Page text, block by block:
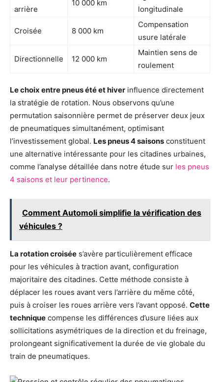
arrière
10 000 km
longitudinale
Croisée 8 000 km
Compensation
usure latérale
Directionnelle 12 000 km
Maintien sens de
roulement
Le choix entre pneus été et hiver influence directement
la stratégie de rotation. Nous observons qu’une
permutation saisonnière permet de préserver deux jeux
de pneumatiques simultanément, optimisant
l’investissement global. Les pneus 4 saisons constituent
une alternative intéressante pour les citadines urbaines,
comme l’analyse détaillée dans notre étude sur les pneus
4 saisons et leur pertinence.
Comment Automoli simplifie la vérification des
véhicules ?
La rotation croisée s’avère particulièrement efficace
pour les véhicules à traction avant, configuration
majoritaire des citadines. Cette méthode consiste à
déplacer les roues avant vers l’arrière du même côté,
puis à croiser les roues arrière vers l’avant opposé. Cette
technique compense les différences d’usure liées aux
sollicitations asymétriques de la direction et du freinage,
prolongeant significativement la durée de vie globale du
train de pneumatiques.